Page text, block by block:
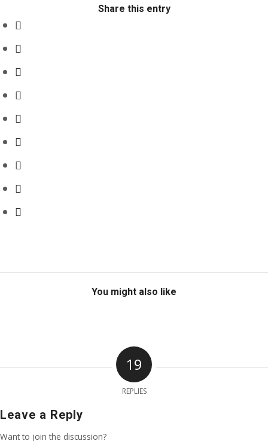
Share this entry
You might also like
19
REPLIES
Leave a Reply
Want to join the discussion?